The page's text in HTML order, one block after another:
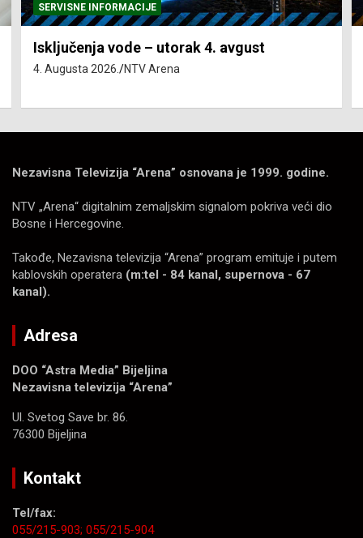
SERVISNE INFORMACIJE
Isključenja vode – utorak 4. avgust
4. Augusta 2026. NTV Arena
Nezavisna Televizija “Arena” osnovana je 1999. godine.
NTV „Arena“ digitalnim zemaljskim signalom pokriva veći dio
Bosne i Hercegovine.
Takođe, Nezavisna televizija “Arena” program emituje i putem
kablovskih operatera (m:tel - 84 kanal, supernova - 67
kanal).
Adresa
DOO “Astra Media” Bijeljina
Nezavisna televizija “Arena”
Ul. Svetog Save br. 86.
76300 Bijeljina
Kontakt
Tel/fax:
055/215-903; 055/215-904